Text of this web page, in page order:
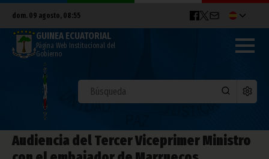
dom. 09 agosto, 08:55
GUINEA ECUATORIAL
Página Web Institucional del
Gobierno
Audiencia del Tercer Viceprimer Ministro